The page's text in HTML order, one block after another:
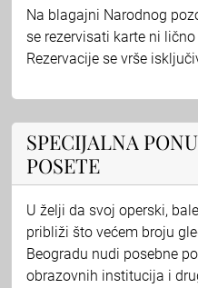
Na blagajni Narodnog
se rezervisati karte ni
Rezervacije se vrše
SPECIJALNA
POSETE
U želji da svoj operski,
približi što većem broju
Beogradu nudi posebne
obrazovnih institucija i